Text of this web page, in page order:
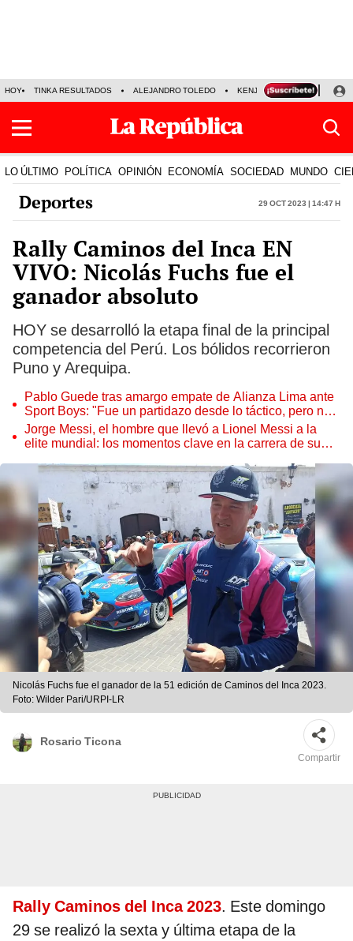
HOY TINKA RESULTADOS ALEJANDRO TOLEDO KENJI FUJIMORI
LO ÚLTIMO POLÍTICA OPINIÓN ECONOMÍA SOCIEDAD MUNDO
Deportes 29 Oct 2023 | 14:47 h
Rally Caminos del Inca EN
VIVO: Nicolás Fuchs fue el
ganador absoluto
HOY se desarrolló la etapa final de la principal
competencia del Perú. Los bólidos recorrieron
Puno y Arequipa.
Pablo Guede tras amargo empate de Alianza Lima ante
Sport Boys: "Fue un partidazo desde lo táctico, pero no
jugamos bien"
Jorge Messi, el hombre que llevó a Lionel Messi a la
elite mundial: los momentos clave en la carrera de su
Nicolás Fuchs fue el ganador de la 51 edición de Caminos del Inca 2023.
Foto: Wilder Pari/URPI-LR
Rosario Ticona
Compartir
Rally Caminos del Inca 2023. Este domingo
29 se realizó la sexta y última etapa de la